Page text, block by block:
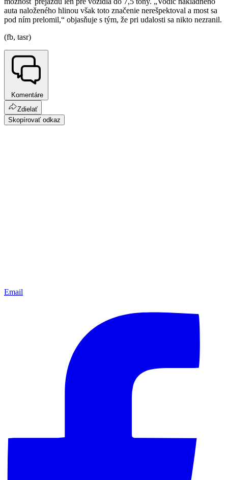
auta naloženého hlinou však toto značenie nerešpektoval a most sa
pod ním prelomil,“ objasňuje s tým, že pri udalosti sa nikto nezranil.
(fb, tasr)
Komentáre
Zdielať
Skopírovať odkaz
Email